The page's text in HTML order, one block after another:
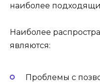
наиболее
Наиболее
являются:
Проблемы с